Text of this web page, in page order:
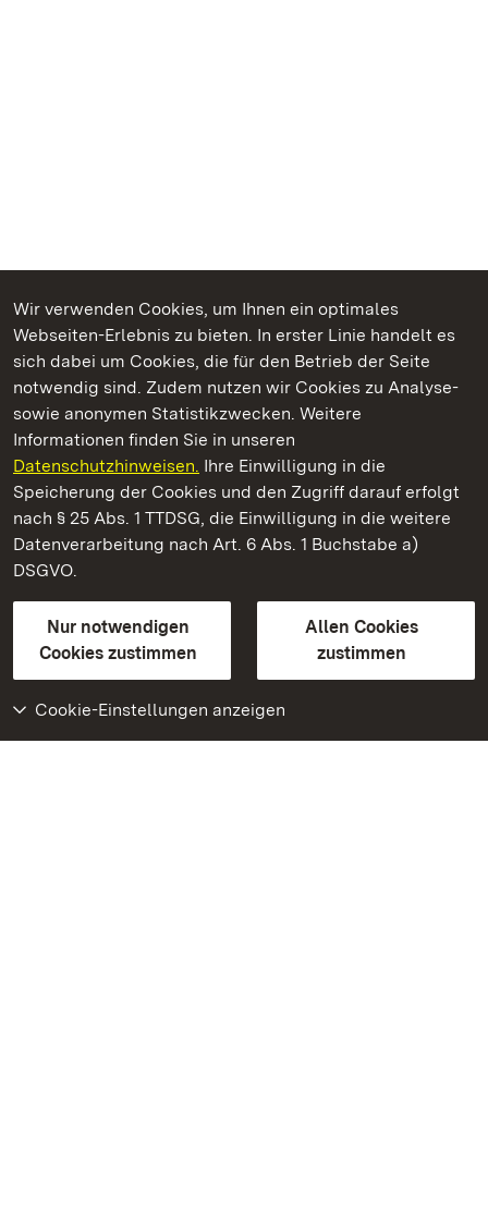
Wir verwenden Cookies, um Ihnen ein optimales
Webseiten-Erlebnis zu bieten. In erster Linie handelt es
sich dabei um Cookies, die für den Betrieb der Seite
notwendig sind. Zudem nutzen wir Cookies zu Analyse-
sowie anonymen Statistikzwecken. Weitere
Informationen finden Sie in unseren
Datenschutzhinweisen. Ihre Einwilligung in die
Speicherung der Cookies und den Zugriff darauf erfolgt
nach § 25 Abs. 1 TTDSG, die Einwilligung in die weitere
Datenverarbeitung nach Art. 6 Abs. 1 Buchstabe a)
DSGVO.
Nur notwendigen
Cookies zustimmen
Allen Cookies
zustimmen
Cookie-Einstellungen anzeigen
Kommen. Staunen. Genießen.
Barockschloss Mannheim
Staatliche Schlösser und Gärten Baden-Württemberg
Kontakt
GebärdenspracheLeichte Sprache
Erklärung zur Barrierefreiheit
BITV-konform (geprüfte Seiten)
Weiteres